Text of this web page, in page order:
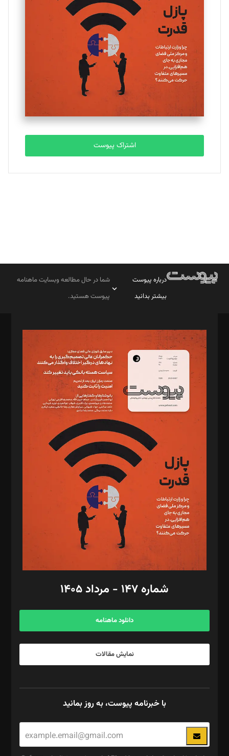
یسنا امان‌پور
تحریریه
ملینا جعفری
تحریریه
مصطفی مسجدی آرانی
تحریریه
بابک نقاش
تحریریه
اشتراک پیوست
درباره پیوست
بیشتر بدانید
شما در حال مطالعه وبسایت ماهنامه
پیوست هستید.
مدیر مسئول: محمدباقر اثنی‌عشری
سردبیر: مهرک محمودی
دبیر تحریریه: میثم قاسمی
د‌بیر ناداستان: سمانه سمیع
د‌بیر خدمت و تجارت: ابوالفضل رجبی
د‌بیر حقوق فناوری: حسام‌الدین ایپکچی
د‌بیر پیوست جهان: مینا پاکدل
د‌بیر تحریریه آنلاین: بابک نقاش
تحریریه‌: مجتبی محمود‌ی، آرش برهمند، یسنا امان‌پور، سروش کرمیان،
مصطفی مسجدی آرانی، ابوالفضل رجبی، زهرا فکرانه، فائزه فتحی
رستمی،مصطفی باستان
ویرایش: نگار استاد‌‌آقا
طراح یونیفرم: مجید توکلی
فیلمبرداری و عکاسی: امیر شفیعی، مانی لطفی زاده
گرافیک و صفحه‌آرایی: سید‌سبحان‌علی ثابت
مد‌یر توسعه تجاری: کامبیز برید‌
امور مالی: شاپور رهبری، محمد‌ کاظمی‌نیا
آگهی و مشترکین: ۰۹۱۹۹۹۹۰۴۵۴
شماره ۱۴۷ - مرداد ۱۴۰۵
دانلود ماهنامه
نمایش مقالات
با خبرنامه پیوست، به روز بمانید